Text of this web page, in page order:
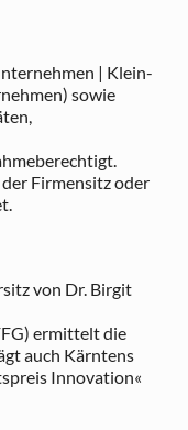
| Klein-
sowie
Firmensitz oder
von Dr. Birgit
ermittelt die
auch Kärntens
Innovation«